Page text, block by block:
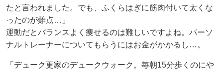
たと言われました。でも、ふくらはぎに筋肉付いて太くな
ったのが難点…」
運動だとバランスよく痩せるのは難しいですよね。パーソ
ナルトレーナーについてもらうにはお金がかかるし…。
「デューク更家のデュークウォーク。毎朝15分歩くのにや